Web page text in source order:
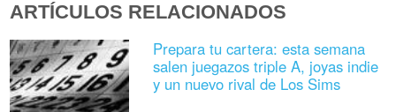
ARTÍCULOS RELACIONADOS
Prepara tu cartera: esta semana
salen juegazos triple A, joyas indie
y un nuevo rival de Los Sims